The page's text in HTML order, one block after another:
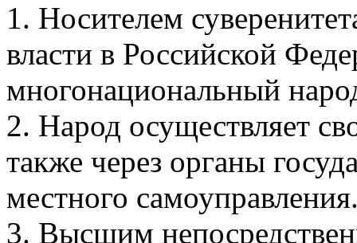
1. Носителем
власти в Российской
многонациональный
2. Народ осуществляет
также через органы
местного
3. Высшим